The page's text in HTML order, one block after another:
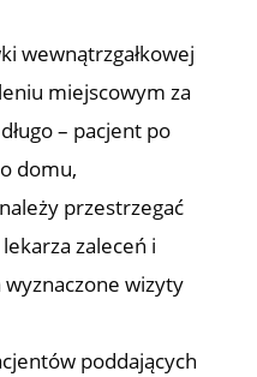
wewnątrzgałkowej
miejscowym za
– pacjent po
domu,
przestrzegać
zaleceń i
wizyty
poddających